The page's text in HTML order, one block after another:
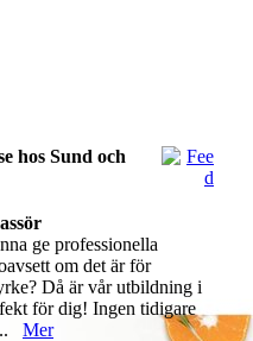
hos Sund och
ge professionella
om det är för
Då är vår utbildning i
för dig! Ingen tidigare
Mer